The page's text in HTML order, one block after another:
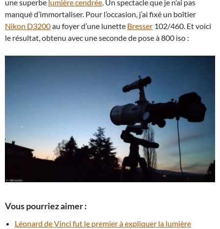
une superbe lumière cendrée. Un spectacle que je n’ai pas
manqué d’immortaliser. Pour l’occasion, j’ai fixé un boîtier
Nikon D3200au foyer d’une lunette Bresser 102/460. Et voici
le résultat, obtenu avec une seconde de pose à 800 iso :
Vous pourriez aimer :
Léonard de Vinci fut le premier à expliquer la lumière